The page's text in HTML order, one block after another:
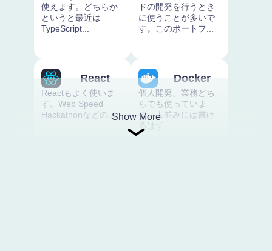
使えます。どちらか
というと最近は
TypeScript...
ドの開発を行うとき
に使うことが多いで
す。このポートフ...
React
Reactもよく使いま
す。Web Speed
Hackathonなどの...
Docker
個人開発、業務どち
らでも使っていま
す。人並みには書け
るはず。
Show More